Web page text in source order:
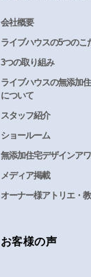
会社概要
ライブハウスの5つのこ
3つの取り組み
ライブハウスの無添加
について
スタッフ紹介
ショールーム
無添加住宅デザインア
メディア掲載
オーナー様アトリエ・
お客様の声